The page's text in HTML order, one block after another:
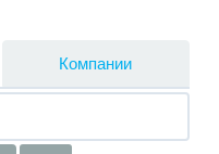
Компании